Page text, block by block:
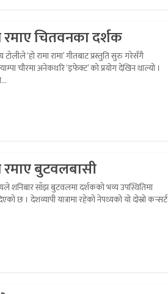
चितवनका दर्शक
‘हो रामा रामा’ गीतबाट प्रस्तुति सुरु गरेसँगै
चौरमा अनेकथरि ‘इफेक्ट’ को प्रयोग देखिन थाल्यो ।
बुटवलबासी
शनिबार साँझ बुटवलमा दर्शकको भव्य उपस्थितिमा
छ । देशव्यापी यात्रामा रहेको नेपथ्यको यो दोस्रो कन्सर्ट